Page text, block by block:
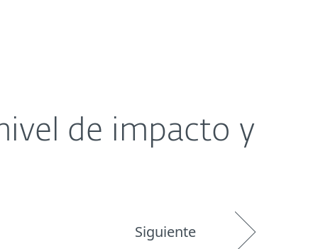
de impacto y
Siguiente